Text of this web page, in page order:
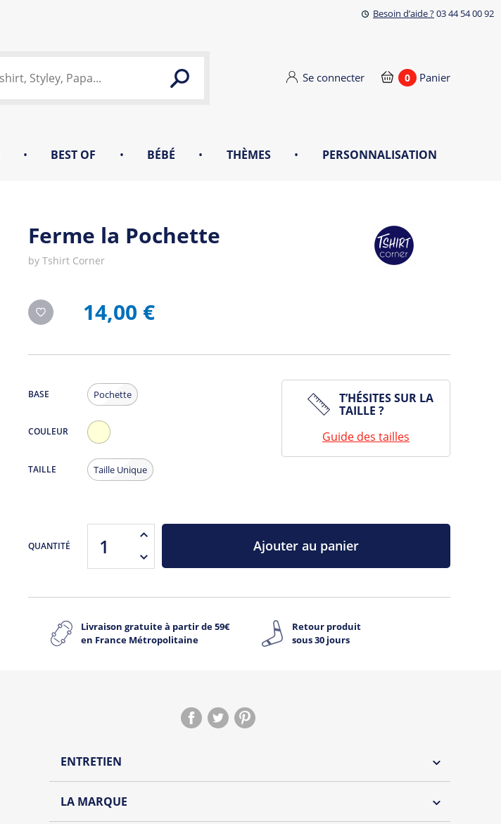
Besoin d’aide ?03 44 54 00 92
Se connecter 0 Panier
• BEST OF • BÉBÉ • THÈMES • PERSONNALISATION
Ferme la Pochette
by Tshirt Corner
14,00 €
BASE Pochette
COULEUR
TAILLE Taille Unique
T’HÉSITES SUR LA
TAILLE ?
Guide des tailles
QUANTITÉ Ajouter au panier
Livraison gratuite à partir de 59€
en France Métropolitaine
Retour produit
sous 30 jours
ENTRETIEN
LA MARQUE